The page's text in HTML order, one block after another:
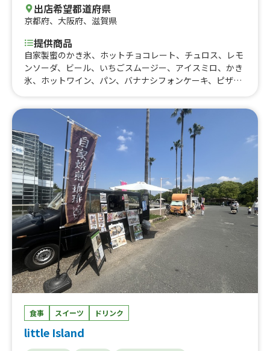
出店希望都道府県
京都府、 大阪府、 滋賀県
提供商品
自家製蜜のかき氷、ホットチョコレート、チュロス、レモ
ンソーダ、ビール、いちごスムージー、アイスミロ、かき
氷、ホットワイン、パン、バナナシフォンケーキ、ピザ、
食事 スイーツ ドリンク
little Island